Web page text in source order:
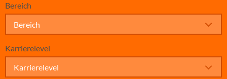
Bereich
Bereich
Karrierelevel
Karrierelevel